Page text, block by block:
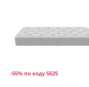
-55% по коду 5525